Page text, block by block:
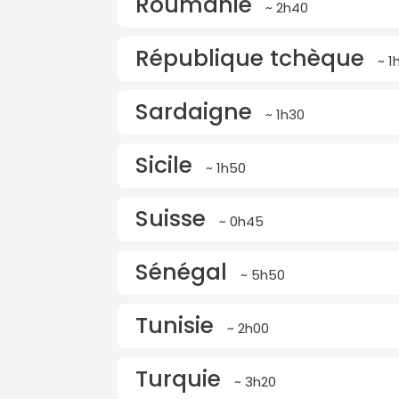
~ 2h40
République tchèque ~
Sardaigne ~ 1h30
Sicile ~ 1h50
Suisse ~ 0h45
Sénégal ~ 5h50
Tunisie ~ 2h00
Turquie ~ 3h20